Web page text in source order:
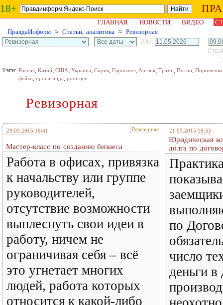
18+
ГЛАВНАЯ НОВОСТИ ВИДЕО
ПравдаИнформ ≈ Статьи, аналитика ≈ Ревизорная
Или:
–
Тэги: Россия, Китай, США, Украина, Сирия, Евросоюз, Англия, Трамп, Путин, Порошенко
фейки, пропаганда, рост цен
Ревизорная
29.09.2015 16:41 Ревизорная
​Мастер-класс по созданию бизнеса
Работа в офисах, привязка
к начальству или группе
руководителей,
отсутствие возможности
выплеснуть свои идеи в
работу, ничем не
ограничивая себя – всё
это угнетает многих
людей, работа которых
относится к какой-либо
21.09.2015 18:33
Юридическая
долга по
по
число
деньги в